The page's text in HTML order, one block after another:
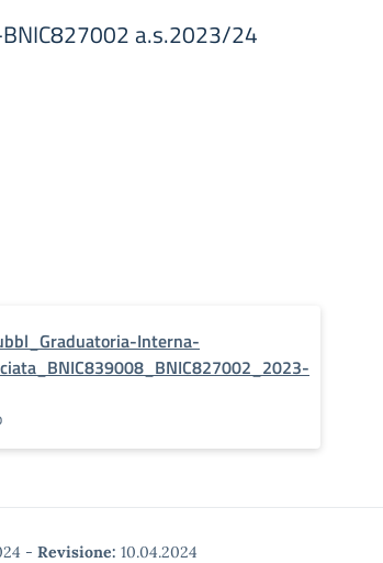
a.s.2023/24
Interna-
- Revisione: 10.04.2024